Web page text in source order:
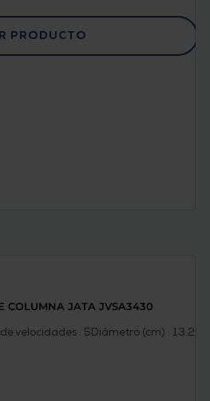
PRODUCTO
COLUMNA JATA JVSA3430
velocidades : 5Diámetro (cm) : 13.2